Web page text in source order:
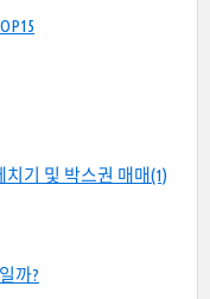
기 및 박스권 매매(1)
까?